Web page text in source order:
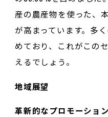
産の農産物を使った、
が高まっています。多
めており、これがこの
えるでしょう。
地域展望
革新的なプロモーショ